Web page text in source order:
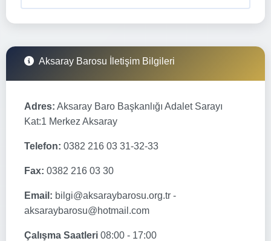
Aksaray Barosu İletişim Bilgileri
Adres: Aksaray Baro Başkanlığı Adalet Sarayı
Kat:1 Merkez Aksaray
Telefon: 0382 216 03 31-32-33
Fax: 0382 216 03 30
Email: bilgi@aksaraybarosu.org.tr -
aksaraybarosu@hotmail.com
Çalışma Saatleri 08:00 - 17:00